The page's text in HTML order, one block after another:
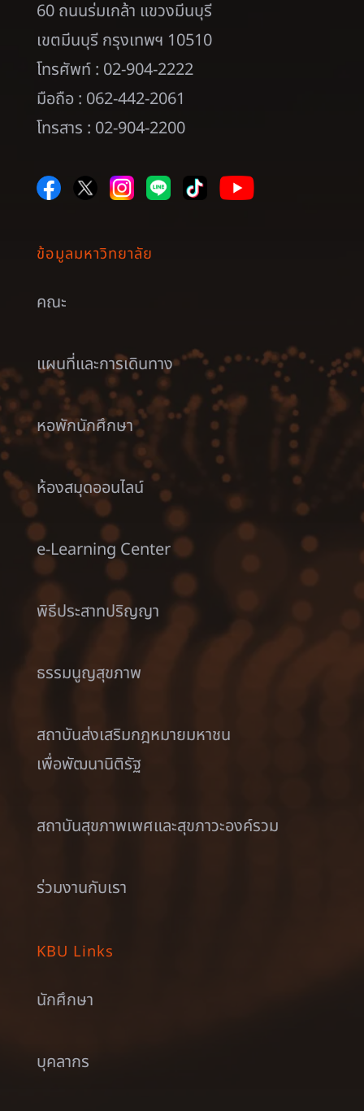
60 ถนนร่มเกล้า แขวงมีนบุรี
เขตมีนบุรี กรุงเทพฯ 10510
โทรศัพท์ : 02-904-2222
มือถือ : 062-442-2061
โทรสาร : 02-904-2200
ข้อมูลมหาวิทยาลัย
คณะ
แผนที่และการเดินทาง
หอพักนักศึกษา
ห้องสมุดออนไลน์
e-Learning Center
พิธีประสาทปริญญา
ธรรมนูญสุขภาพ
สถาบันส่งเสริมกฎหมายมหาชน
เพื่อพัฒนานิติรัฐ
สถาบันสุขภาพเพศและสุขภาวะองค์รวม
ร่วมงานกับเรา
KBU Links
นักศึกษา
บุคลากร